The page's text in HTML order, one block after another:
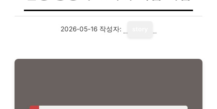
2026-05-16 작성자: